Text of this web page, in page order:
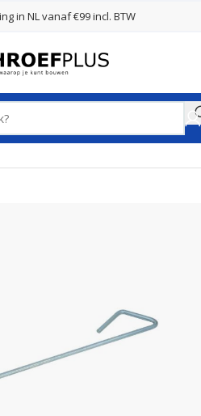
in NL vanaf €99 incl. BTW
Staartgrendels